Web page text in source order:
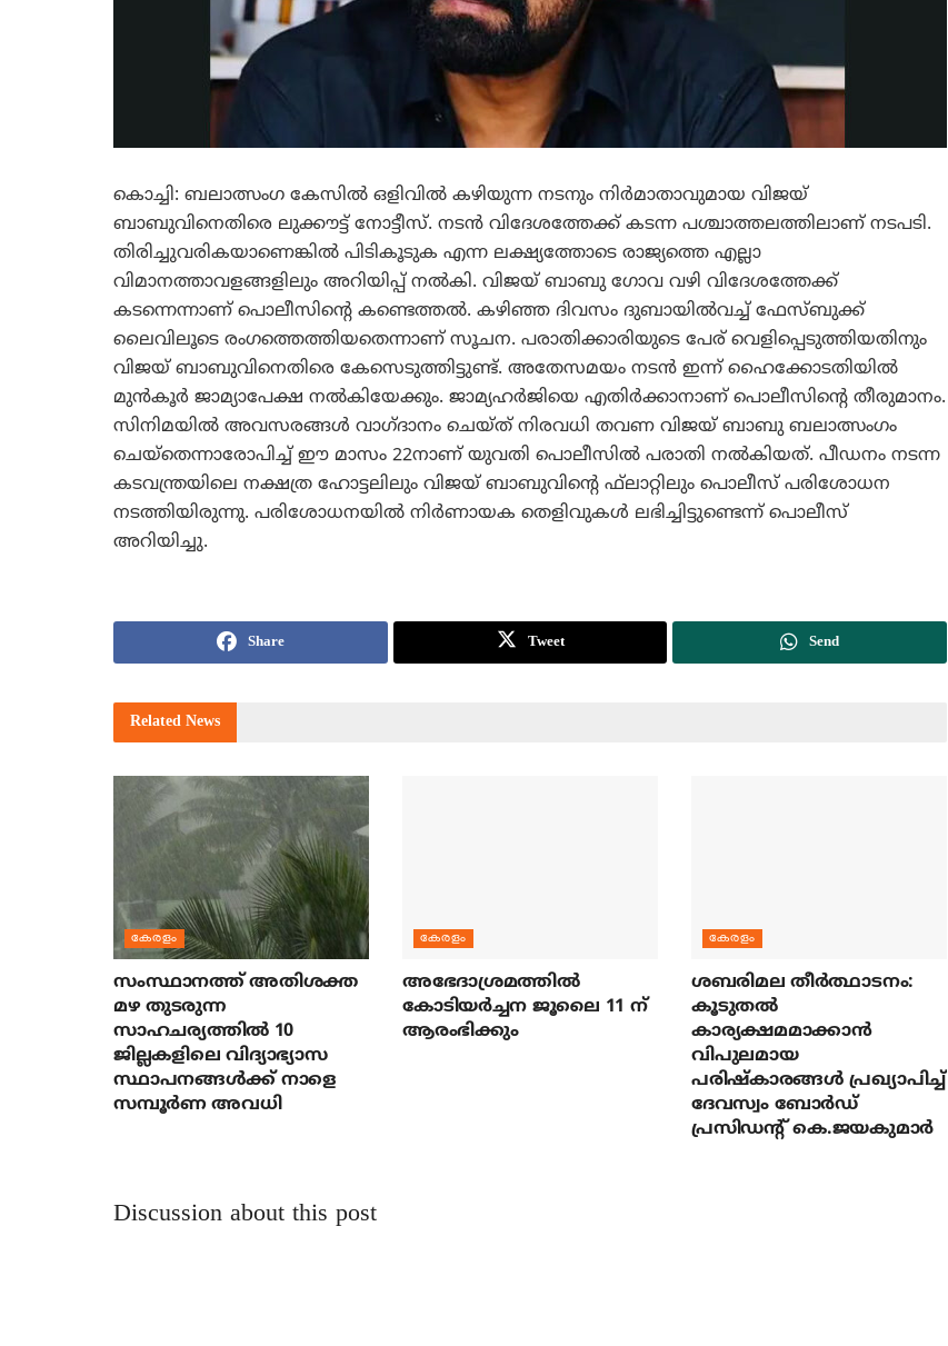
കൊച്ചി: ബലാത്സംഗ കേസില്‍ ഒളിവില്‍ കഴിയുന്ന നടനും നിര്‍മാതാവുമായ വിജയ്
ബാബുവിനെതിരെ ലുക്കൗട്ട് നോട്ടീസ്. നടന്‍ വിദേശത്തേക്ക് കടന്ന പശ്ചാത്തലത്തിലാണ് നടപടി.
തിരിച്ചുവരികയാണെങ്കില്‍ പിടികൂടുക എന്ന ലക്ഷ്യത്തോടെ രാജ്യത്തെ എല്ലാ
വിമാനത്താവളങ്ങളിലും അറിയിപ്പ് നല്‍കി. വിജയ് ബാബു ഗോവ വഴി വിദേശത്തേക്ക്
കടന്നെന്നാണ് പൊലീസിന്റെ കണ്ടെത്തല്‍. കഴിഞ്ഞ ദിവസം ദുബായില്‍വച്ച് ഫേസ്ബുക്ക്
ലൈവിലൂടെ രംഗത്തെത്തിയതെന്നാണ് സൂചന. പരാതിക്കാരിയുടെ പേര് വെളിപ്പെടുത്തിയതിനും
വിജയ് ബാബുവിനെതിരെ കേസെടുത്തിട്ടുണ്ട്. അതേസമയം നടന്‍ ഇന്ന് ഹൈക്കോടതിയില്‍
മുന്‍കൂര്‍ ജാമ്യാപേക്ഷ നല്‍കിയേക്കും. ജാമ്യഹര്‍ജിയെ എതിര്‍ക്കാനാണ് പൊലീസിന്റെ തീരുമാനം.
സിനിമയില്‍ അവസരങ്ങള്‍ വാഗ്ദാനം ചെയ്ത് നിരവധി തവണ വിജയ് ബാബു ബലാത്സംഗം
ചെയ്‌തെന്നാരോപിച്ച് ഈ മാസം 22നാണ് യുവതി പൊലീസില്‍ പരാതി നല്‍കിയത്. പീഡനം നടന്ന
കടവന്ത്രയിലെ നക്ഷത്ര ഹോട്ടലിലും വിജയ് ബാബുവിന്റെ ഫ്‌ലാറ്റിലും പൊലീസ് പരിശോധന
നടത്തിയിരുന്നു. പരിശോധനയില്‍ നിര്‍ണായക തെളിവുകള്‍ ലഭിച്ചിട്ടുണ്ടെന്ന് പൊലീസ്
അറിയിച്ചു.
Share Tweet Send
Related News
കേരളം
സംസ്ഥാനത്ത് അതിശക്ത
മഴ തുടരുന്ന
സാഹചര്യത്തിൽ 10
ജില്ലകളിലെ വിദ്യാഭ്യാസ
സ്ഥാപനങ്ങൾക്ക് നാളെ
സമ്പൂർണ അവധി
കേരളം
അഭേദാശ്രമത്തില്‍
കോടിയര്‍ച്ചന ജൂലൈ 11 ന്
ആരംഭിക്കും
കേരളം
ശബരിമല തീര്‍ത്ഥാടനം:
കൂടുതല്‍
കാര്യക്ഷമമാക്കാന്‍
വിപുലമായ
പരിഷ്‌കാരങ്ങള്‍ പ്രഖ്യാപിച്ച്
ദേവസ്വം ബോര്‍ഡ്
പ്രസിഡന്റ് കെ.ജയകുമാര്‍
Discussion about this post